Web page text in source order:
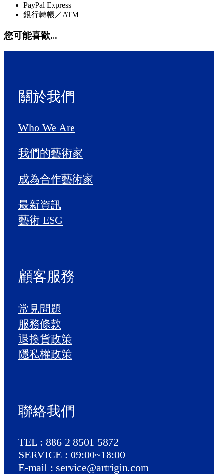
PayPal Express
銀行轉帳／ATM
您可能喜歡...
關於我們
Who We Are
我們的藝術家
成為合作藝術家
最新資訊
藝術 ESG
顧客服務
常見問題
服務條款
退換貨政策
隱私權政策
聯絡我們
TEL : 886 2 8501 5872
SERVICE : 09:00~18:00
E-mail : service@artrigin.com